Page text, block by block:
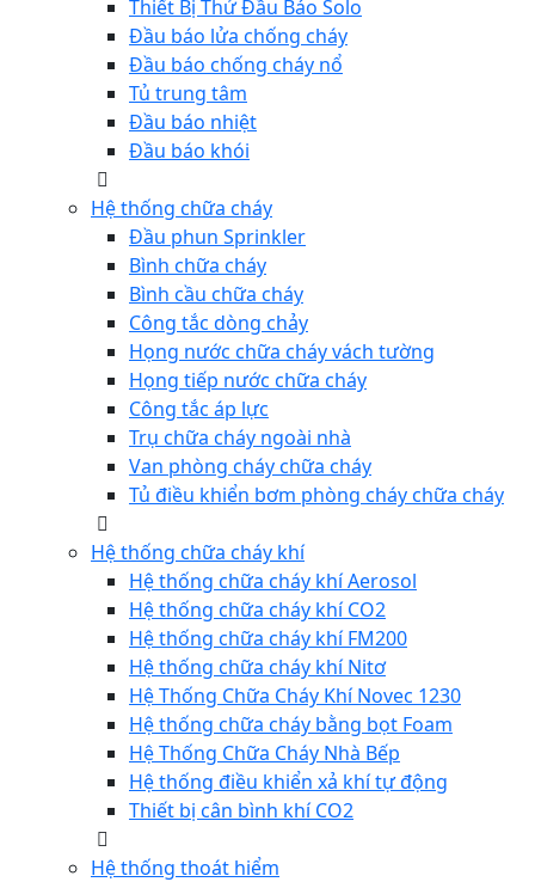
Thiết Bị Thử Đầu Báo Solo
Đầu báo lửa chống cháy
Đầu báo chống cháy nổ
Tủ trung tâm
Đầu báo nhiệt
Đầu báo khói
Hệ thống chữa cháy
Đầu phun Sprinkler
Bình chữa cháy
Bình cầu chữa cháy
Công tắc dòng chảy
Họng nước chữa cháy vách tường
Họng tiếp nước chữa cháy
Công tắc áp lực
Trụ chữa cháy ngoài nhà
Van phòng cháy chữa cháy
Tủ điều khiển bơm phòng cháy chữa cháy
Hệ thống chữa cháy khí
Hệ thống chữa cháy khí Aerosol
Hệ thống chữa cháy khí CO2
Hệ thống chữa cháy khí FM200
Hệ thống chữa cháy khí Nitơ
Hệ Thống Chữa Cháy Khí Novec 1230
Hệ thống chữa cháy bằng bọt Foam
Hệ Thống Chữa Cháy Nhà Bếp
Hệ thống điều khiển xả khí tự động
Thiết bị cân bình khí CO2
Hệ thống thoát hiểm